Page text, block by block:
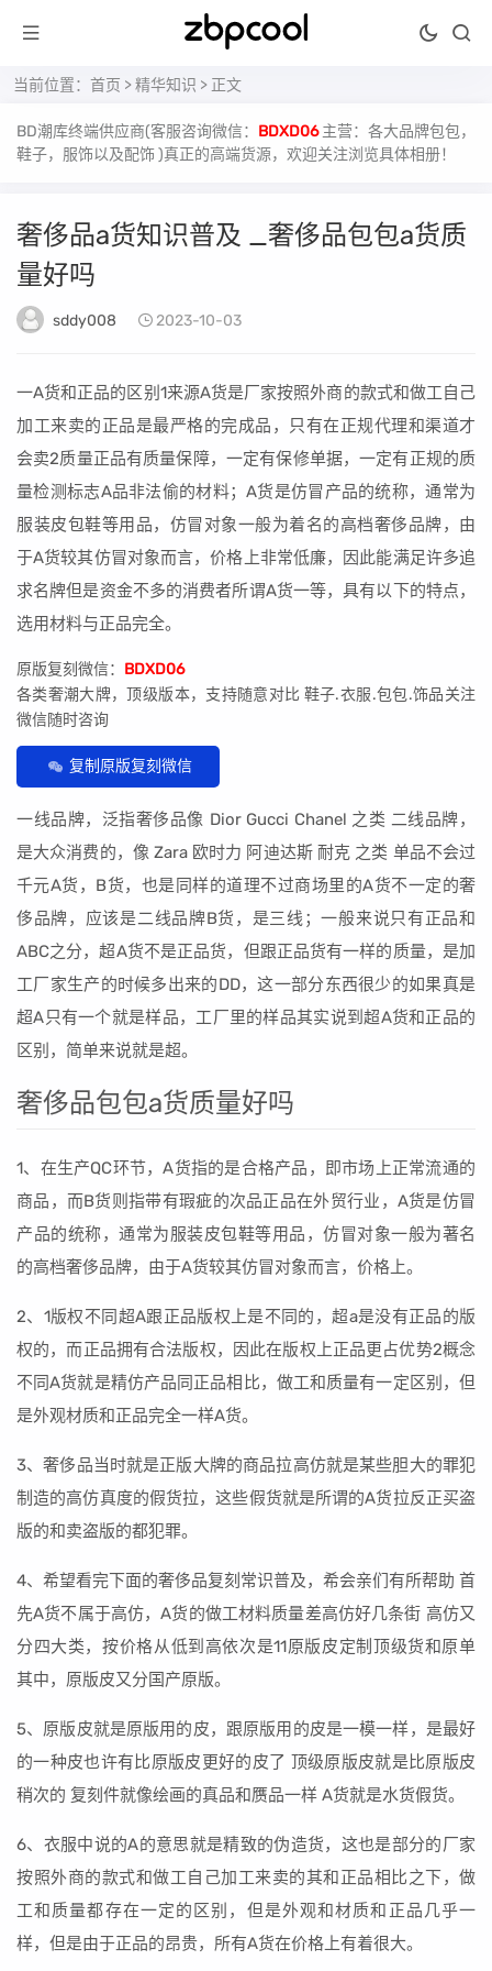
当前位置： 首页 >精华知识 > 正文
BD潮库终端供应商(客服咨询微信： BDXD06 主营：各大品牌包包，
鞋子，服饰以及配饰 )真正的高端货源，欢迎关注浏览具体相册！
奢侈品a货知识普及 _奢侈品包包a货质
量好吗
sddy008 2023-10-03
一A货和正品的区别1来源A货是厂家按照外商的款式和做工自己
加工来卖的正品是最严格的完成品，只有在正规代理和渠道才
会卖2质量正品有质量保障，一定有保修单据，一定有正规的质
量检测标志A品非法偷的材料；A货是仿冒产品的统称，通常为
服装皮包鞋等用品，仿冒对象一般为着名的高档奢侈品牌，由
于A货较其仿冒对象而言，价格上非常低廉，因此能满足许多追
求名牌但是资金不多的消费者所谓A货一等，具有以下的特点，
选用材料与正品完全。
原版复刻微信： BDXD06
各类奢潮大牌，顶级版本，支持随意对比 鞋子.衣服.包包.饰品关注
微信随时咨询
复制原版复刻微信
一线品牌，泛指奢侈品像 Dior Gucci Chanel 之类 二线品牌，
是大众消费的，像 Zara 欧时力 阿迪达斯 耐克 之类 单品不会过
千元A货，B货，也是同样的道理不过商场里的A货不一定的奢
侈品牌，应该是二线品牌B货，是三线；一般来说只有正品和
ABC之分，超A货不是正品货，但跟正品货有一样的质量，是加
工厂家生产的时候多出来的DD，这一部分东西很少的如果真是
超A只有一个就是样品，工厂里的样品其实说到超A货和正品的
区别，简单来说就是超。
奢侈品包包a货质量好吗
1、在生产QC环节，A货指的是合格产品，即市场上正常流通的
商品，而B货则指带有瑕疵的次品正品在外贸行业，A货是仿冒
产品的统称，通常为服装皮包鞋等用品，仿冒对象一般为著名
的高档奢侈品牌，由于A货较其仿冒对象而言，价格上。
2、1版权不同超A跟正品版权上是不同的，超a是没有正品的版
权的，而正品拥有合法版权，因此在版权上正品更占优势2概念
不同A货就是精仿产品同正品相比，做工和质量有一定区别，但
是外观材质和正品完全一样A货。
3、奢侈品当时就是正版大牌的商品拉高仿就是某些胆大的罪犯
制造的高仿真度的假货拉，这些假货就是所谓的A货拉反正买盗
版的和卖盗版的都犯罪。
4、希望看完下面的奢侈品复刻常识普及，希会亲们有所帮助 首
先A货不属于高仿，A货的做工材料质量差高仿好几条街 高仿又
分四大类，按价格从低到高依次是11原版皮定制顶级货和原单
其中，原版皮又分国产原版。
5、原版皮就是原版用的皮，跟原版用的皮是一模一样，是最好
的一种皮也许有比原版皮更好的皮了 顶级原版皮就是比原版皮
稍次的 复刻件就像绘画的真品和赝品一样 A货就是水货假货。
6、衣服中说的A的意思就是精致的伪造货，这也是部分的厂家
按照外商的款式和做工自己加工来卖的其和正品相比之下，做
工和质量都存在一定的区别，但是外观和材质和正品几乎一
样，但是由于正品的昂贵，所有A货在价格上有着很大。